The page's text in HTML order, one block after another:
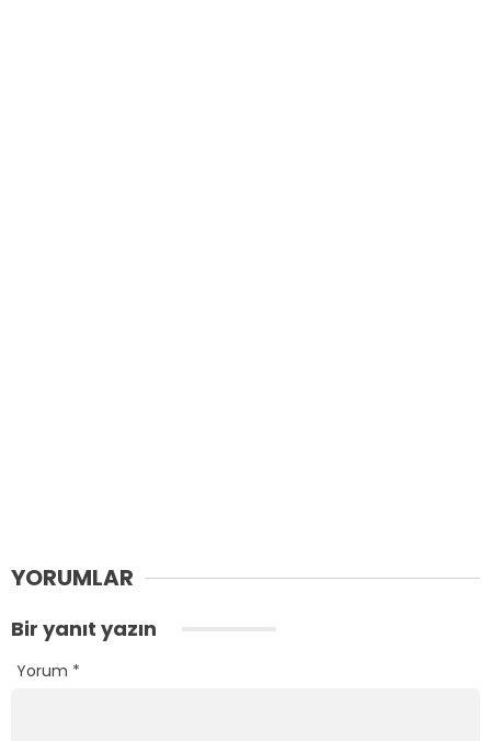
YORUMLAR
Bir yanıt yazın
Yorum *